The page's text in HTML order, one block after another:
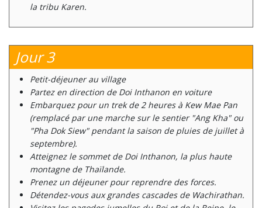
la tribu Karen.
Jour 3
Petit-déjeuner au village
Partez en direction de Doi Inthanon en voiture
Embarquez pour un trek de 2 heures à Kew Mae Pan
(remplacé par une marche sur le sentier "Ang Kha" ou
"Pha Dok Siew" pendant la saison de pluies de juillet à
septembre).
Atteignez le sommet de Doi Inthanon, la plus haute
montagne de Thaïlande.
Prenez un déjeuner pour reprendre des forces.
Détendez-vous aux grandes cascades de Wachirathan.